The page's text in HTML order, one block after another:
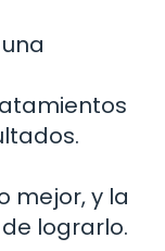
mejor, y la
lograrlo.